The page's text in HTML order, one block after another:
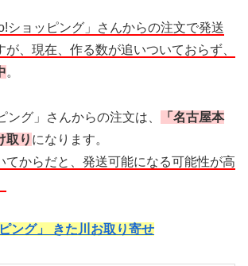
ショッピング」さんからの注文で発送
が、現在、作る数が追いついておらず、
。
ング」さんからの注文は、
「名古屋本
取り になります。
てからだと、発送可能になる可能性が高
ング」 きた川お取り寄せ